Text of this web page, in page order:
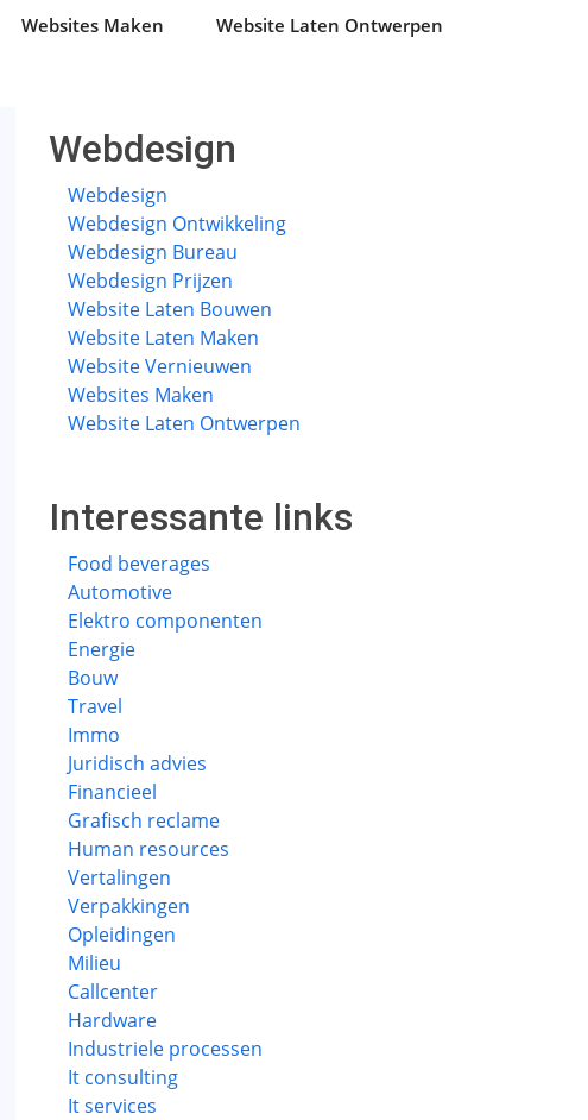
Websites Maken Website Laten Ontwerpen
Webdesign
Webdesign
Webdesign Ontwikkeling
Webdesign Bureau
Webdesign Prijzen
Website Laten Bouwen
Website Laten Maken
Website Vernieuwen
Websites Maken
Website Laten Ontwerpen
Interessante links
Food beverages
Automotive
Elektro componenten
Energie
Bouw
Travel
Immo
Juridisch advies
Financieel
Grafisch reclame
Human resources
Vertalingen
Verpakkingen
Opleidingen
Milieu
Callcenter
Hardware
Industriele processen
It consulting
It services